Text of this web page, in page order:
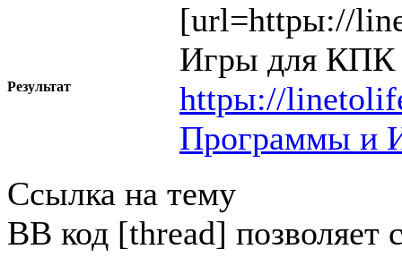
[url=httpы://
Игры для КПК
Результат
httpы://
Программы и
Ссылка на тему
BB код [thread] позволяет